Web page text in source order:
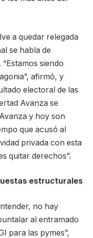
a quedar relegada
se habla de
siendo
afirmó, y
electoral de las
Avanza se
y hoy son
que acusó al
privada con esta
quitar derechos”.
estructurales
no hay
al entramado
para las pymes”,